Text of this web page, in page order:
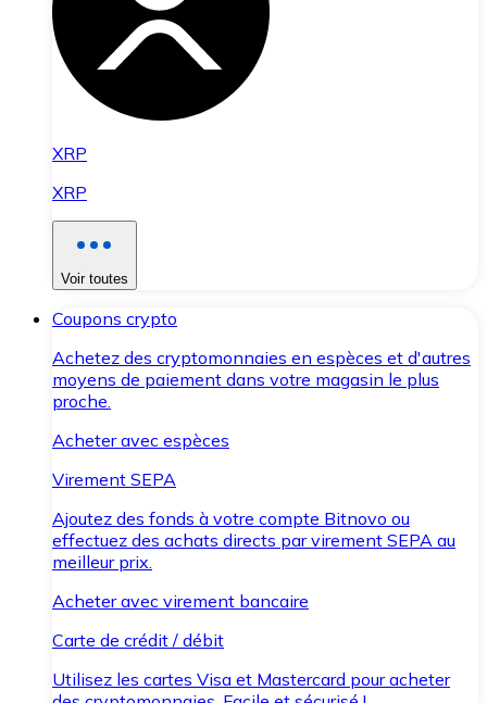
XRP
XRP
Voir toutes
Coupons crypto
Achetez des cryptomonnaies en espèces et d'autres
moyens de paiement dans votre magasin le plus
proche.
Acheter avec espèces
Virement SEPA
Ajoutez des fonds à votre compte Bitnovo ou
effectuez des achats directs par virement SEPA au
meilleur prix.
Acheter avec virement bancaire
Carte de crédit / débit
Utilisez les cartes Visa et Mastercard pour acheter